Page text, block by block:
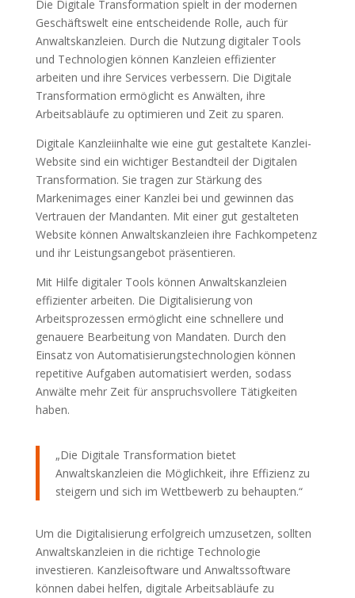
Die Digitale Transformation spielt in der modernen
Geschäftswelt eine entscheidende Rolle, auch für
Anwaltskanzleien. Durch die Nutzung digitaler Tools
und Technologien können Kanzleien effizienter
arbeiten und ihre Services verbessern. Die Digitale
Transformation ermöglicht es Anwälten, ihre
Arbeitsabläufe zu optimieren und Zeit zu sparen.
Digitale Kanzleiinhalte wie eine gut gestaltete Kanzlei-
Website sind ein wichtiger Bestandteil der Digitalen
Transformation. Sie tragen zur Stärkung des
Markenimages einer Kanzlei bei und gewinnen das
Vertrauen der Mandanten. Mit einer gut gestalteten
Website können Anwaltskanzleien ihre Fachkompetenz
und ihr Leistungsangebot präsentieren.
Mit Hilfe digitaler Tools können Anwaltskanzleien
effizienter arbeiten. Die Digitalisierung von
Arbeitsprozessen ermöglicht eine schnellere und
genauere Bearbeitung von Mandaten. Durch den
Einsatz von Automatisierungstechnologien können
repetitive Aufgaben automatisiert werden, sodass
Anwälte mehr Zeit für anspruchsvollere Tätigkeiten
haben.
„Die Digitale Transformation bietet
Anwaltskanzleien die Möglichkeit, ihre Effizienz zu
steigern und sich im Wettbewerb zu behaupten.“
Um die Digitalisierung erfolgreich umzusetzen, sollten
Anwaltskanzleien in die richtige Technologie
investieren. Kanzleisoftware und Anwaltssoftware
können dabei helfen, digitale Arbeitsabläufe zu